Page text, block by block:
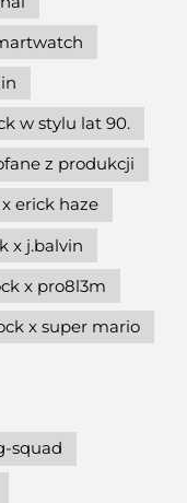
w stylu lat 90.
z produkcji
erick haze
x j.balvin
x pro8l3m
x super mario
squad